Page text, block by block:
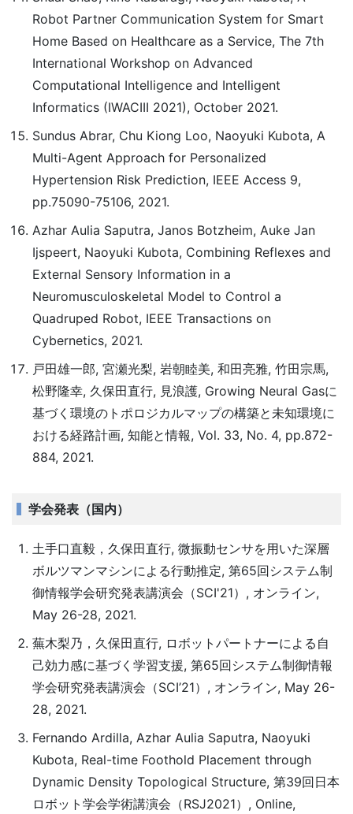
Robot Partner Communication System for Smart
Home Based on Healthcare as a Service, The 7th
International Workshop on Advanced
Computational Intelligence and Intelligent
Informatics (IWACIII 2021), October 2021.
Sundus Abrar, Chu Kiong Loo, Naoyuki Kubota, A
Multi-Agent Approach for Personalized
Hypertension Risk Prediction, IEEE Access 9,
pp.75090-75106, 2021.
Azhar Aulia Saputra, Janos Botzheim, Auke Jan
Ijspeert, Naoyuki Kubota, Combining Reflexes and
External Sensory Information in a
Neuromusculoskeletal Model to Control a
Quadruped Robot, IEEE Transactions on
Cybernetics, 2021.
戸田雄一郎, 宮瀬光梨, 岩朝睦美, 和田亮雅, 竹田宗馬,
松野隆幸, 久保田直行, 見浪護, Growing Neural Gasに
基づく環境のトポロジカルマップの構築と未知環境に
おける経路計画, 知能と情報, Vol. 33, No. 4, pp.872-
884, 2021.
学会発表（国内）
土手口直毅，久保田直行, 微振動センサを用いた深層
ボルツマンマシンによる行動推定, 第65回システム制
御情報学会研究発表講演会（SCI'21）, オンライン,
May 26-28, 2021.
蕪木梨乃，久保田直行, ロボットパートナーによる自
己効力感に基づく学習支援, 第65回システム制御情報
学会研究発表講演会（SCI’21）, オンライン, May 26-
28, 2021.
Fernando Ardilla, Azhar Aulia Saputra, Naoyuki
Kubota, Real-time Foothold Placement through
Dynamic Density Topological Structure, 第39回日本
ロボット学会学術講演会（RSJ2021）, Online,